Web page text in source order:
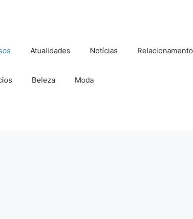
Atualidades Notícias Relacionamento
Beleza Moda